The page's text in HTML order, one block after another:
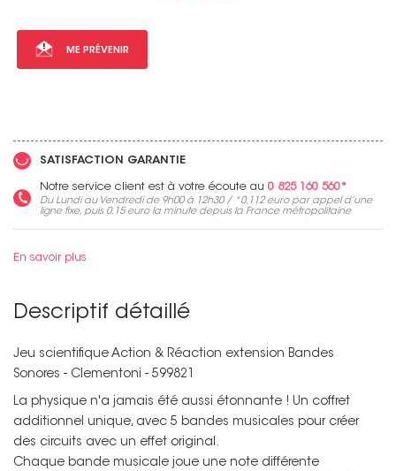
ME PRÉVENIR
SATISFACTION GARANTIE
Notre service client est à votre écoute au 0 825 160 560*
Du Lundi au Vendredi de 9h00 à 12h30 / *0,112 europar appel d’une
ligne fixe, puis 0,15 eurola minute depuis la France métropolitaine
En savoir plus
Descriptif détaillé
Jeu scientifique Action & Réaction extension Bandes
Sonores - Clementoni - 599821
La physique n'a jamais été aussi étonnante ! Un coffret
additionnel unique, avec 5 bandes musicales pour créer
des circuits avec un effet original.
Chaque bande musicale joue une note différente